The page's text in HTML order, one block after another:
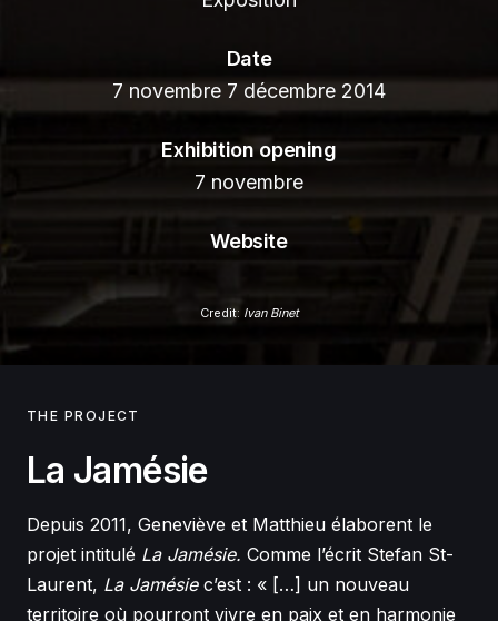
Date
7 novembre 7 décembre 2014
Exhibition opening
7 novembre
Website
Credit: Ivan Binet
THE PROJECT
La Jamésie
Depuis 2011, Geneviève et Matthieu élaborent le
projet intitulé La Jamésie. Comme l’écrit Stefan St-
Laurent, La Jamésiec’est : « […] un nouveau
territoire où pourront vivre en paix et en harmonie